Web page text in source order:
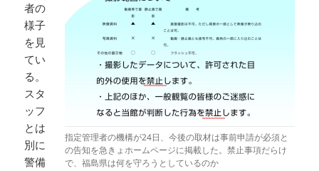
指定管理者の機構が24日、今後の取材は事前申請が必須と
の告知を急きょホームページに掲載した。禁止事項だらけ
で、福島県は何を守ろうとしているのか
者の
様子
を見
てい
る。
スタ
ッフ
とは
別に
警備